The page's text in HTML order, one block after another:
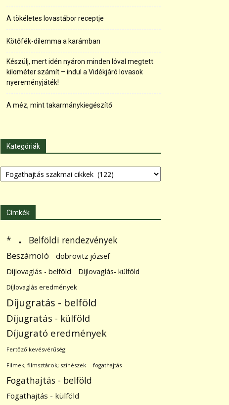
A tökéletes lovastábor receptje
Kötőfék-dilemma a karámban
Készülj, mert idén nyáron minden lóval megtett
kilométer számít – indul a Vidékjáró lovasok
nyereményjáték!
A méz, mint takarmánykiegészítő
Kategóriák
Kategóriák
Címkék
* . Belföldi rendezvények
Beszámoló dobrovitz józsef
Díjlovaglás - belföld Díjlovaglás- külföld
Díjlovaglás eredmények
Díjugratás - belföld
Díjugratás - külföld
Díjugrató eredmények
Fertőző kevésvérűség
Filmek; filmsztárok; színészek fogathajtás
Fogathajtás - belföld
Fogathajtás - külföld